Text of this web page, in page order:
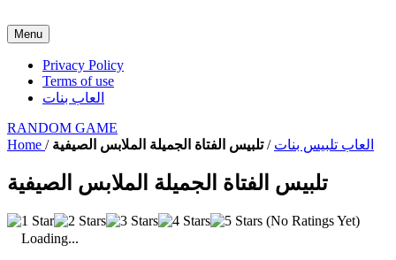
Menu
Privacy Policy
Terms of use
العاب بنات
RANDOM GAME
Home / العاب تلبيس بنات / تلبيس الفتاة الجميلة الملابس الصيفية
تلبيس الفتاة الجميلة الملابس الصيفية
(No Ratings Yet)
Loading...